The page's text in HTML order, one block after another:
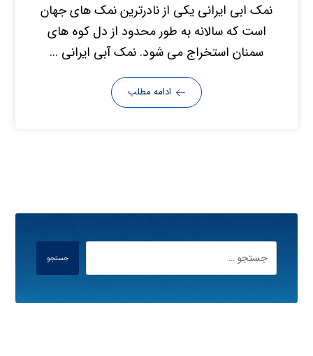
نمک ابی ایرانی یکی از نادرترین نمک های جهان
است که سالانه به طور محدود از دل کوه های
سمنان استخراج می شود. نمک آبی ایرانی ...
ادامه مطلب
جستجو